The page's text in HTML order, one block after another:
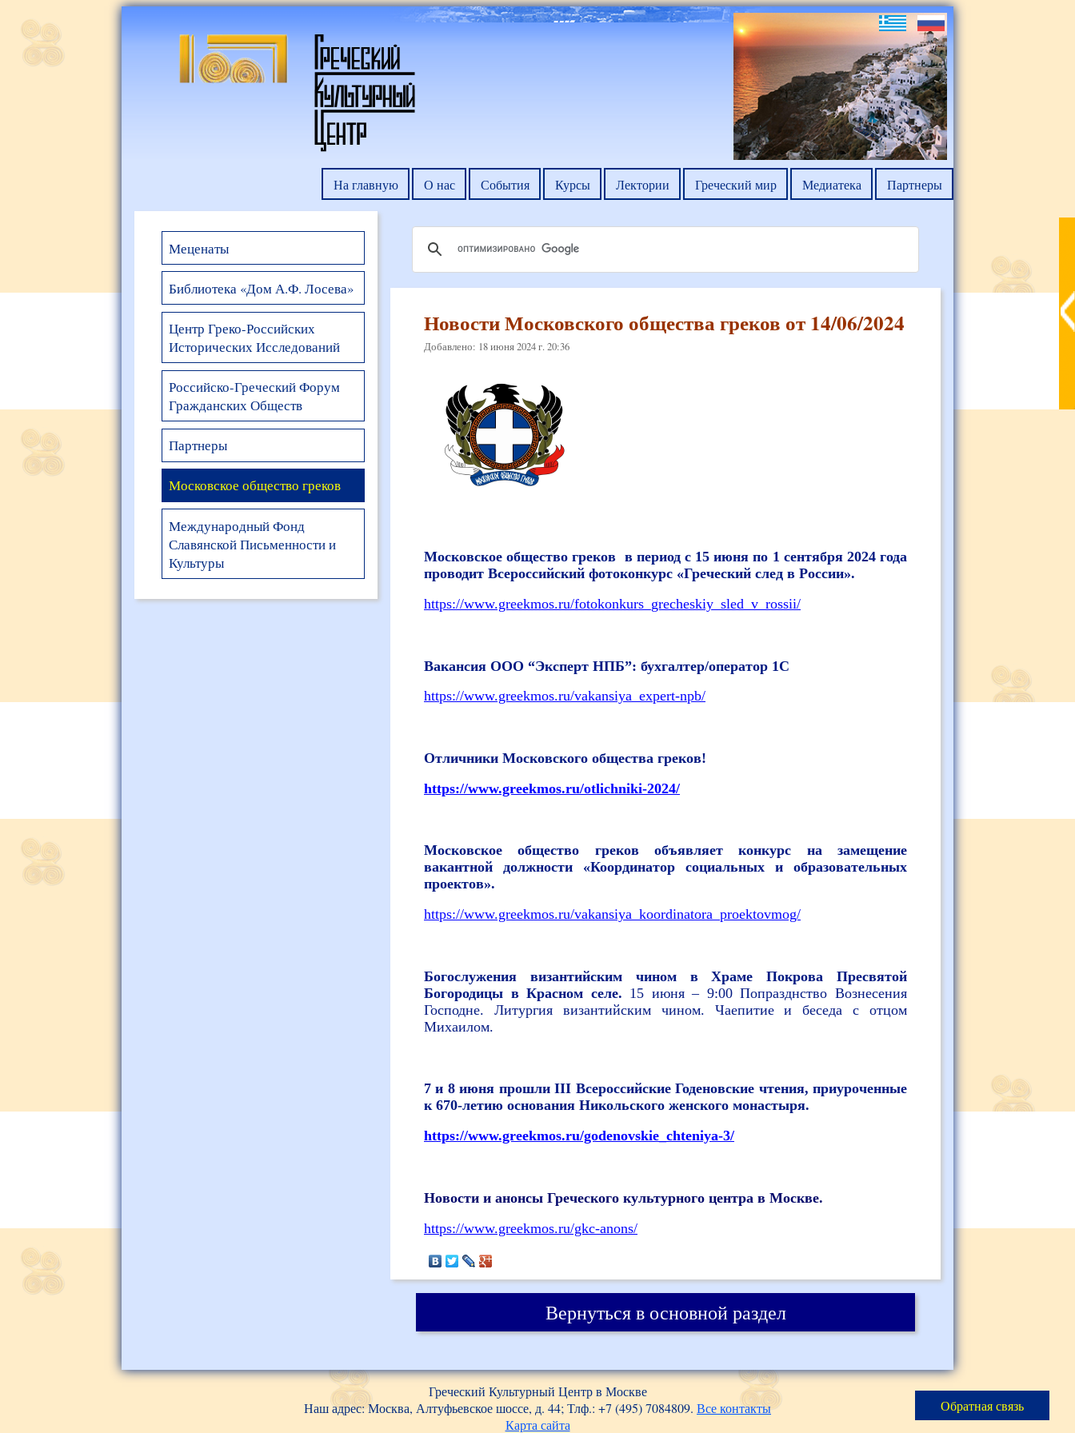
На главную О нас События Курсы Лектории Греческий мир Медиатека Партнеры
Меценаты
Библиотека «Дом А.Ф. Лосева»
Центр Греко-Российских
Исторических Исследований
Российско-Греческий Форум
Гражданских Обществ
Партнеры
Московское общество греков
Международный Фонд
Славянской Письменности и
Культуры
Новости Московского общества греков от 14/06/2024
Добавлено: 18 июня 2024 г. 20:36
Московское общество греков в период с 15 июня по 1 сентября 2024 года
проводит Всероссийский фотоконкурс «Греческий след в России».
https://www.greekmos.ru/fotokonkurs_grecheskiy_sled_v_rossii/
Вакансия ООО “Эксперт НПБ”: бухгалтер/оператор 1С
https://www.greekmos.ru/vakansiya_expert-npb/
Отличники Московского общества греков!
https://www.greekmos.ru/otlichniki-2024/
Московское общество греков объявляет конкурс на замещение
вакантной должности «Координатор социальных и образовательных
проектов».
https://www.greekmos.ru/vakansiya_koordinatora_proektovmog/
Богослужения византийским чином в Храме Покрова Пресвятой
Богородицы в Красном селе. 15 июня – 9:00 Попразднство Вознесения
Господне. Литургия византийским чином. Чаепитие и беседа с отцом
Михаилом.
7 и 8 июня прошли III Всероссийские Годеновские чтения, приуроченные
к 670-летию основания Никольского женского монастыря.
https://www.greekmos.ru/godenovskie_chteniya-3/
Новости и анонсы Греческого культурного центра в Москве.
https://www.greekmos.ru/gkc-anons/
Вернуться в основной раздел
Греческий Культурный Центр в Москве
Наш адрес: Москва, Алтуфьевское шоссе, д. 44; Тлф.: +7 (495) 7084809. Все контакты
Карта сайта
Обратная связь